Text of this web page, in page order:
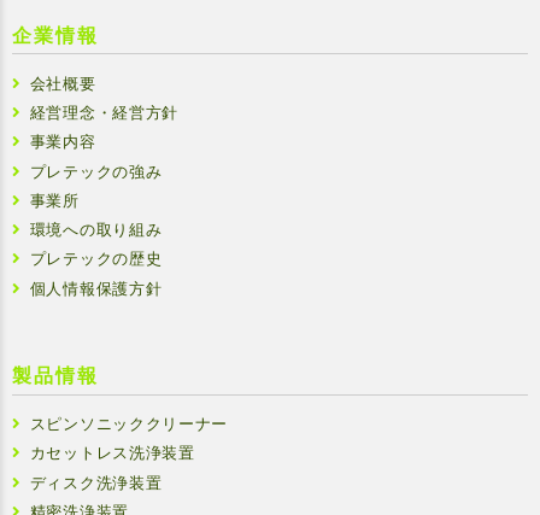
企業情報
会社概要
経営理念・経営方針
事業内容
プレテックの強み
事業所
環境への取り組み
プレテックの歴史
個人情報保護方針
製品情報
スピンソニッククリーナー
カセットレス洗浄装置
ディスク洗浄装置